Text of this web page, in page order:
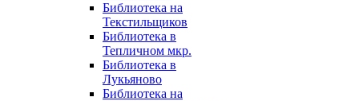
Библиотека на
Текстильщиков
Библиотека в
Тепличном мкр.
Библиотека в
Лукьяново
Библиотека на